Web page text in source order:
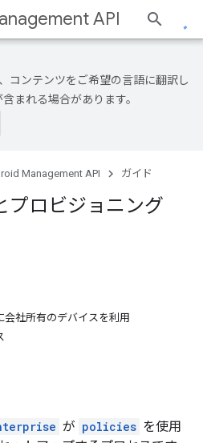
API
コンテンツをご希望の言語に翻訳し
まれる場合があります。
Management API ガイド
プロビジョニング
社所有のデバイスを利用
が policies を使用